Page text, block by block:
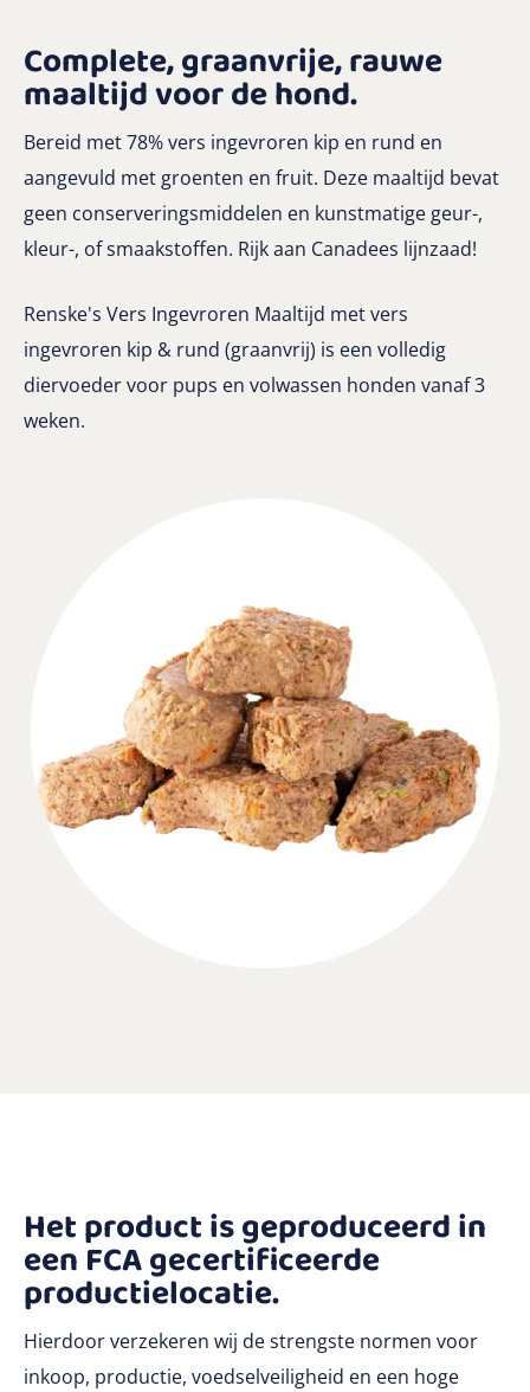
Complete, graanvrije, rauwe
maaltijd voor de hond.
Bereid met 78% vers ingevroren kip en rund en
aangevuld met groenten en fruit. Deze maaltijd bevat
geen conserveringsmiddelen en kunstmatige geur-,
kleur-, of smaakstoffen. Rijk aan Canadees lijnzaad!
Renske's Vers Ingevroren Maaltijd met vers
ingevroren kip & rund (graanvrij) is een volledig
diervoeder voor pups en volwassen honden vanaf 3
weken.
Het product is geproduceerd in
een FCA gecertificeerde
productielocatie.
Hierdoor verzekeren wij de strengste normen voor
inkoop, productie, voedselveiligheid en een hoge